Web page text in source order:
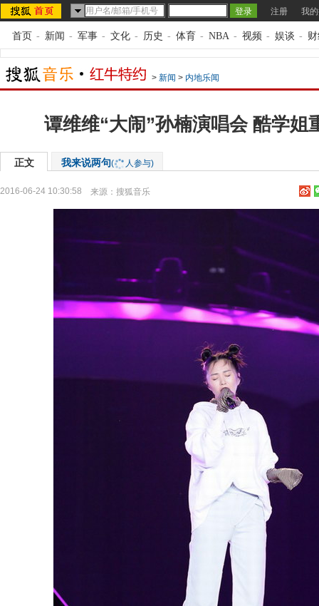
注册 我
首页 - 新闻 - 军事 - 文化 - 历史 - 体育 - NBA - 视频 - 娱谈 -
> 新闻 > 内地乐闻
谭维维“大闹”孙楠演唱会 酷学姐
正文 我来说两句( 人参与)
2016-06-24 10:30:58 来源： 搜狐音乐